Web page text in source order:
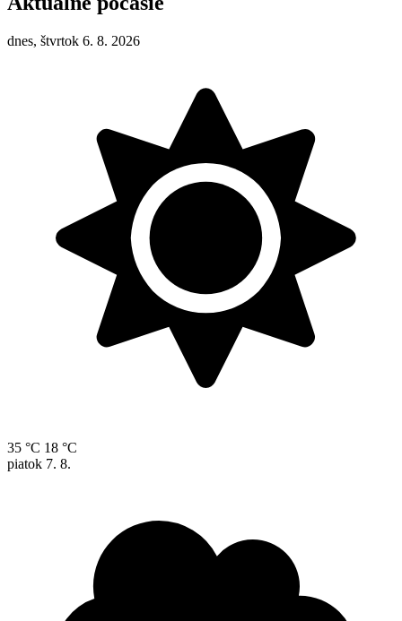
dnes, štvrtok 6. 8. 2026
35 °C 18 °C
piatok 7. 8.